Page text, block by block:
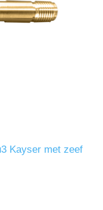
Kayser met zeef